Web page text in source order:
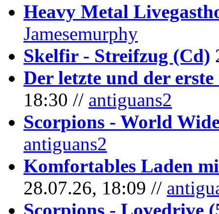
Heavy Metal
Jamesemurphy
Skelfir - Streifzug (Cd)
Der letzte und der erste
18:30 // antiguans2
Scorpions - World
antiguans2
Komfortables Laden
28.07.26, 18:09 //
Scorpions - Lovedrive